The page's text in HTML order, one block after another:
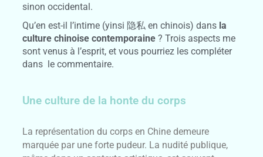
sinon occidental.
Qu’en est-il l’intime (yinsi 隐私 en chinois) dans la
culture chinoise contemporaine ? Trois aspects me
sont venus à l’esprit, et vous pourriez les compléter
dans le commentaire.
Une culture de la honte du corps
La représentation du corps en Chine demeure
marquée par une forte pudeur. La nudité publique,